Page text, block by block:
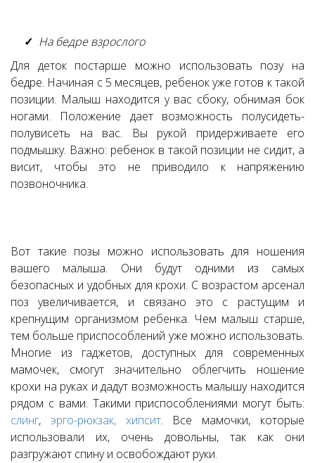
На бедре взрослого
Для деток постарше можно использовать позу на
бедре. Начиная с 5 месяцев, ребенок уже готов к такой
позиции. Малыш находится у вас сбоку, обнимая бок
ногами. Положение дает возможность полусидеть-
полувисеть на вас. Вы рукой придерживаете его
подмышку. Важно: ребенок в такой позиции не сидит, а
висит, чтобы это не приводило к напряжению
позвоночника.
Вот такие позы можно использовать для ношения
вашего малыша. Они будут одними из самых
безопасных и удобных для крохи. С возрастом арсенал
поз увеличивается, и связано это с растущим и
крепнущим организмом ребенка. Чем малыш старше,
тем больше приспособлений уже можно использовать.
Многие из гаджетов, доступных для современных
мамочек, смогут значительно облегчить ношение
крохи на руках и дадут возможность малышу находится
рядом с вами. Такими приспособлениями могут быть:
слинг, эрго-рюкзак, хипсит. Все мамочки, которые
использовали их, очень довольны, так как они
разгружают спину и освобождают руки.